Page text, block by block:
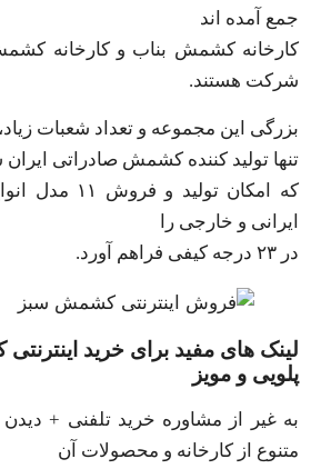
جمع آمده اند
کارخانه کشمش بناب و کارخانه
شرکت هستند.
بزرگی این مجموعه و تعداد شعبات
تنها تولید کننده کشمش صادراتی
که امکان
ایرانی و خارجی را
در ۲۳ درجه کیفی فراهم آورد.
لینک های مفید برای خرید
پلویی و مویز
به غیر از مشاوره خرید تلفنی +
متنوع از کارخانه و محصولات آن